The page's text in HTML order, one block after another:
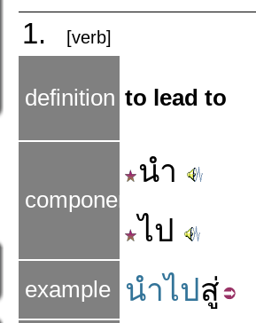
1. [verb]
definition to lead to
components
นำ
ไป
example นำไปสู่